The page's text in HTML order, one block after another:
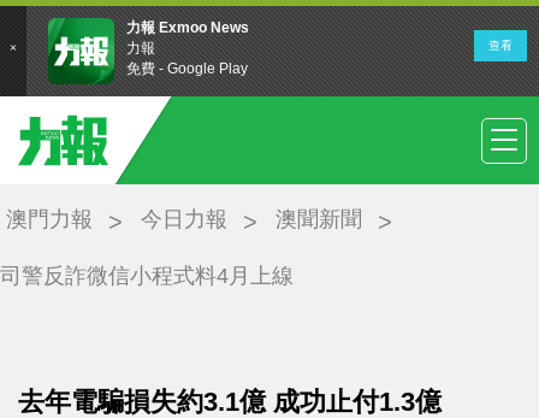
澳門力報 今日力報 澳聞新聞
司警反詐微信小程式料4月上線
去年電騙損失約3.1億 成功止付1.3億